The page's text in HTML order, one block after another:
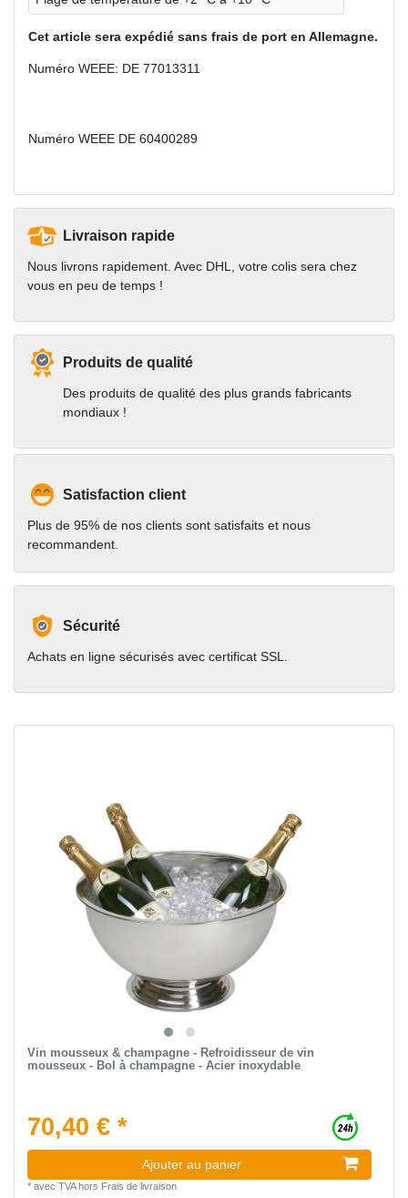
Cet article sera expédié sans frais de port en Allemagne.
Numéro WEEE: DE 77013311
Numéro WEEE DE 60400289
Livraison rapide
Nous livrons rapidement. Avec DHL, votre colis sera chez
vous en peu de temps !
Produits de qualité
Des produits de qualité des plus grands fabricants
mondiaux !
Satisfaction client
Plus de 95% de nos clients sont satisfaits et nous
recommandent.
Sécurité
Achats en ligne sécurisés avec certificat SSL.
Vin mousseux & champagne - Refroidisseur de vin
mousseux - Bol à champagne - Acier inoxydable
70,40 € *
Ajouter au panier
* avec TVAhors Frais de livraison